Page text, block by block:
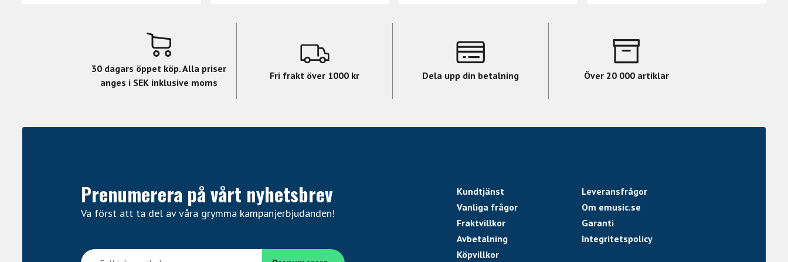
30 dagars öppet köp. Alla priser
anges i SEK inklusive moms
Fri frakt över 1000 kr Dela upp din betalning Över 20 000 artiklar
Prenumerera på vårt nyhetsbrev
Va först att ta del av våra grymma kampanjerbjudanden!
Kundtjänst
Leveransfrågor
Vanliga frågor
Om emusic.se
Fraktvillkor
Garanti
Avbetalning
Integritetspolicy
Köpvillkor